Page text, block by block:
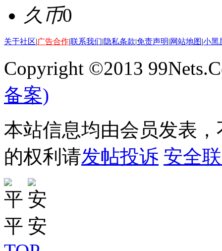
久币0
关于社区|广告合作|联系我们|隐私条款|免责声明|网站地图|小黑
Copyright ©2013
备案)
本站信息均由会员发表
的权利请发帖投诉 安全